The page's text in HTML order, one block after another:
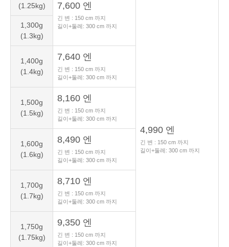
4,990 엔
긴 변 : 150 cm 까지
길이+둘레: 300 cm 까지
(1.25kg)
7,600 엔
긴 변 : 150 cm 까지
길이+둘레: 300 cm 까지
1,300g
(1.3kg)
1,400g
(1.4kg)
7,640 엔
긴 변 : 150 cm 까지
길이+둘레: 300 cm 까지
1,500g
(1.5kg)
8,160 엔
긴 변 : 150 cm 까지
길이+둘레: 300 cm 까지
1,600g
(1.6kg)
8,490 엔
긴 변 : 150 cm 까지
길이+둘레: 300 cm 까지
1,700g
(1.7kg)
8,710 엔
긴 변 : 150 cm 까지
길이+둘레: 300 cm 까지
1,750g
(1.75kg)
9,350 엔
긴 변 : 150 cm 까지
길이+둘레: 300 cm 까지